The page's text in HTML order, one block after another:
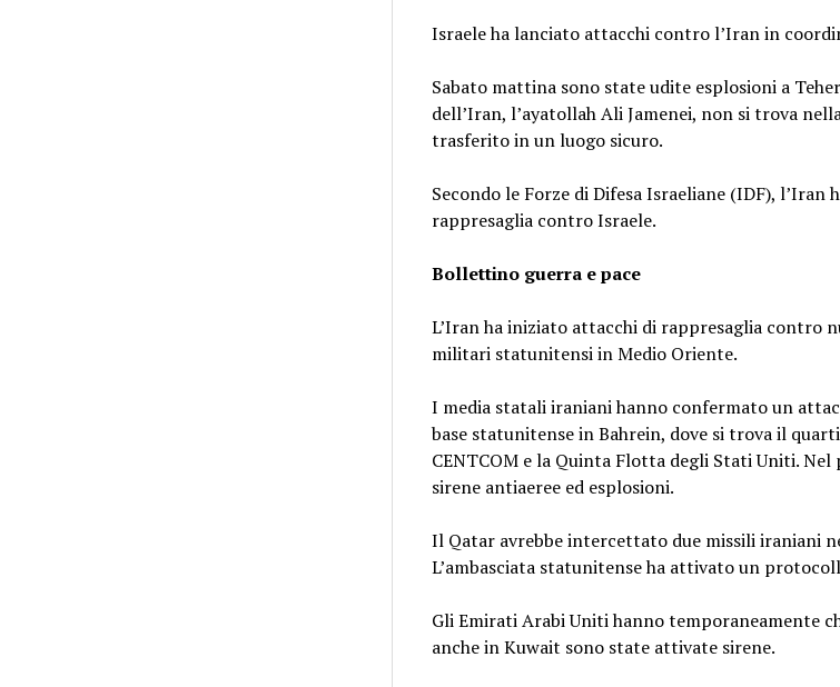
Israele ha lanciato attacchi contro l’Iran in
Sabato mattina sono state udite esplosioni a
dell’Iran, l’ayatollah Ali Jamenei, non si trova
trasferito in un luogo sicuro.
Secondo le Forze di Difesa Israeliane (IDF), l’Iran
rappresaglia contro Israele.
Bollettino guerra e pace
L’Iran ha iniziato attacchi di rappresaglia contro
militari statunitensi in Medio Oriente.
I media statali iraniani hanno confermato un
base statunitense in Bahrein, dove si trova il
CENTCOM e la Quinta Flotta degli Stati Uniti. Nel
sirene antiaeree ed esplosioni.
Il Qatar avrebbe intercettato due missili iraniani
L’ambasciata statunitense ha attivato un
Gli Emirati Arabi Uniti hanno temporaneamente
anche in Kuwait sono state attivate sirene.